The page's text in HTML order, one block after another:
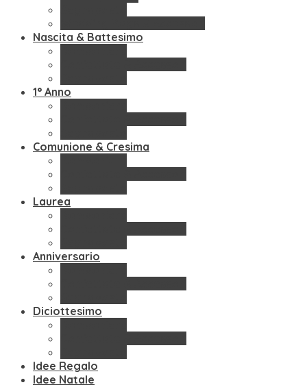
Nascita & Battesimo
1° Anno
Comunione & Cresima
Laurea
Anniversario
Diciottesimo
Idee Regalo
Idee Natale